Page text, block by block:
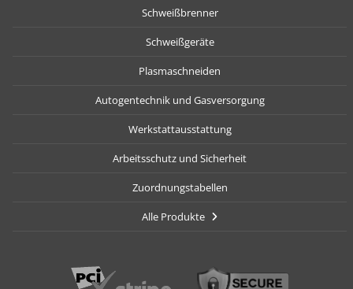
Schweißbrenner
Schweißgeräte
Plasmaschneiden
Autogentechnik und Gasversorgung
Werkstattausstattung
Arbeitsschutz und Sicherheit
Zuordnungstabellen
Alle Produkte